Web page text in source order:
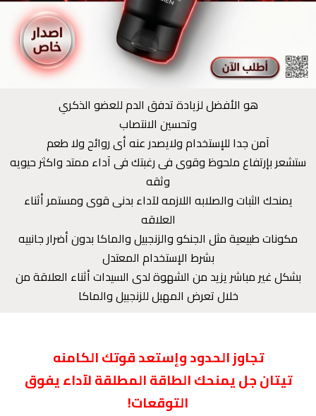
هو الأفضل لزيادة تدفق الدم للعضو الذكري
وتحسين الانتصاب
آمن جدا للإستخدام ولايصدر عنه أى روائح ولا طعم
ستشعر بإرتفاع ملحوظ وقوى فى رغبتك فى آداء ممتد واكثر حيويه
وثقه
يمنحك الثبات والصلابه اللازمه لآداء بدنى قوى ومستمر أثناء
العلاقه
مكونات طبيعية مثل الجنكو والزنجبيل والماكا بدون أضرار جانبيه
بشرط الإستخدام المعتدل
بشكل غير مباشر يزيد من الشهوة لدى السيدات أثناء العلاقة من
خلال تعرض المهبل للزنجبيل والماكا
تجاوز الحدود وإستعد قوتك الكامنه
تيتان جل يمنحك الطاقة المطلقة لآداء يفوق
التوقعات!